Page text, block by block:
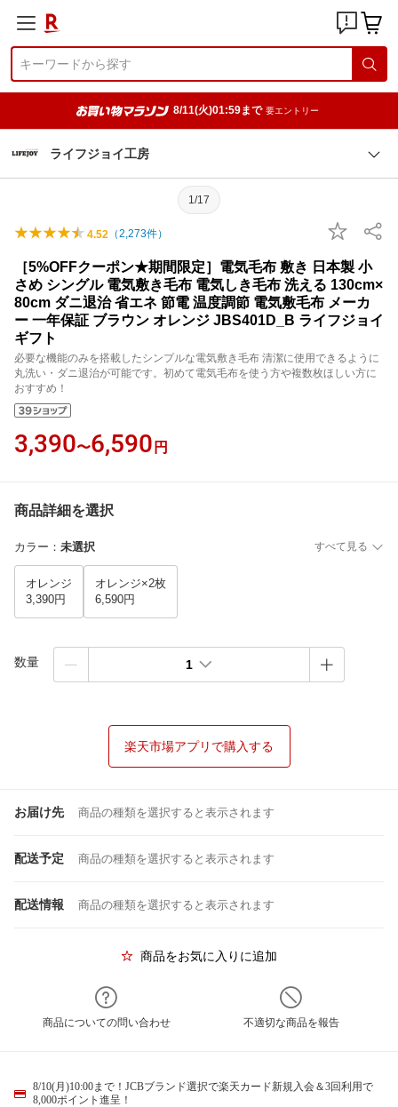
8/11(火)01:59まで 要エントリー
ライフジョイ工房
1/17
4.52 （2,273件）
［5%OFFクーポン★期間限定］電気毛布 敷き 日本製 小
さめ シングル 電気敷き毛布 電気しき毛布 洗える 130cm×
80cm ダニ退治 省エネ 節電 温度調節 電気敷毛布 メーカ
ー 一年保証 ブラウン オレンジ JBS401D_B ライフジョイ
ギフト
必要な機能のみを搭載したシンプルな電気敷き毛布 清潔に使用できるように
丸洗い・ダニ退治が可能です。初めて電気毛布を使う方や複数枚ほしい方に
おすすめ！
3,390〜6,590 円
商品詳細を選択
カラー ： 未選択 すべて見る
オレンジ
3,390円
オレンジ×2枚
6,590円
数量 1
楽天市場アプリで購入する
お届け先 商品の種類を選択すると表示されます
配送予定 商品の種類を選択すると表示されます
配送情報 商品の種類を選択すると表示されます
商品をお気に入りに追加
商品についての問い合わせ 不適切な商品を報告
8/10(月)10:00まで！JCBブランド選択で楽天カード新規入会＆3回利用で
8,000ポイント進呈！